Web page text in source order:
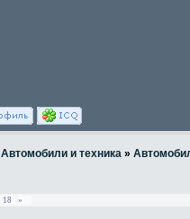
Автомобили и техника »
18 »